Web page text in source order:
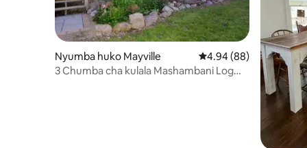
Nyumba huko Mayville Ukadiriaji wa wastani
4.94 (88)
3 Chumba cha kulala Mashambani Log